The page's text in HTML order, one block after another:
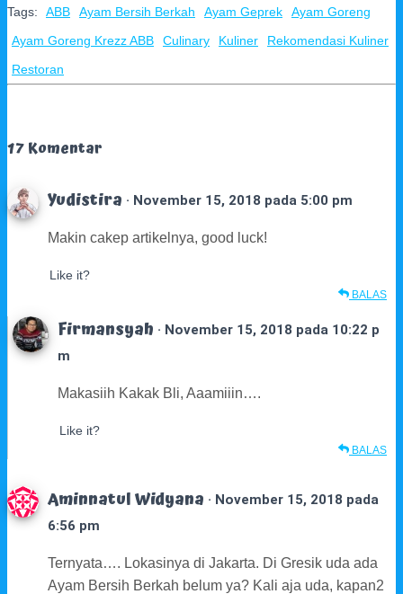
Tags: ABB Ayam Bersih Berkah Ayam Geprek
Ayam Goreng
Ayam Goreng Krezz ABB
Culinary Kuliner
Rekomendasi Kuliner
Restoran
17 Komentar
Yudistira · November 15, 2018 pada 5:00 pm
Makin cakep artikelnya, good luck!
Like it?
BALAS
Firmansyah · November 15, 2018 pada 10:22 p
m
Makasiih Kakak Bli, Aaamiiin….
Like it?
BALAS
Aminnatul Widyana · November 15, 2018 pada
6:56 pm
Ternyata…. Lokasinya di Jakarta. Di Gresik uda ada
Ayam Bersih Berkah belum ya? Kali aja uda, kapan2